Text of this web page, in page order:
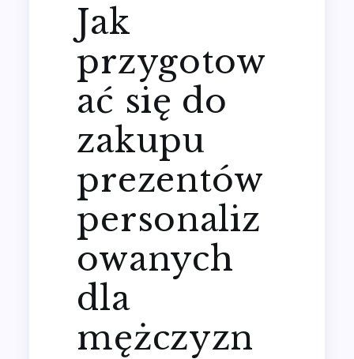
Jak
przygotow
ać się do
zakupu
prezentów
personaliz
owanych
dla
mężczyzn